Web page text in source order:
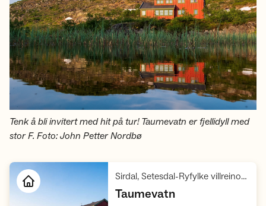
Tenk å bli invitert med hit på tur! Taumevatn er fjellidyll med
stor F. Foto: John Petter Nordbø
Sirdal, Setesdal-Ryfylke villreinområde
Taumevatn,